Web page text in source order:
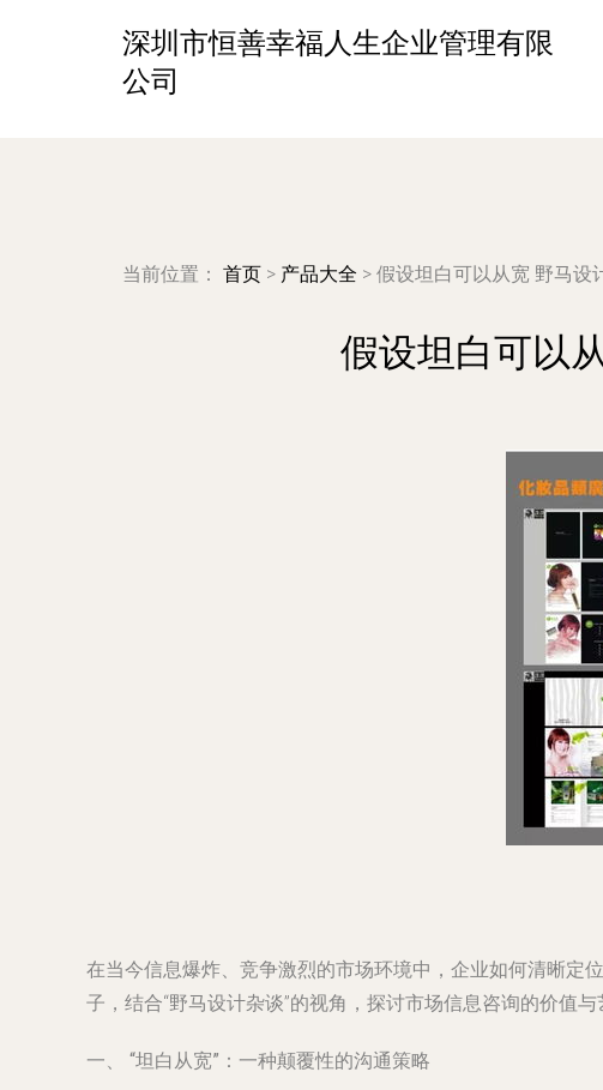
深圳市恒善幸福人生企业管理有限
公司
当前位置： 首页 > 产品大全 > 假设坦白可以从宽 野马设
假设坦白可以
在当今信息爆炸、竞争激烈的市场环境中，企业如何清晰定
子，结合“野马设计杂谈”的视角，探讨市场信息咨询的价值与
一、 “坦白从宽”：一种颠覆性的沟通策略